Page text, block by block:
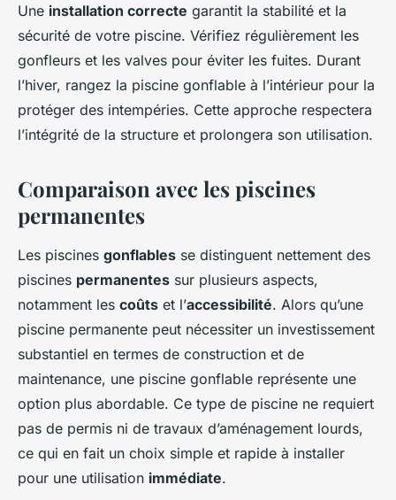
Une installation correcte garantit la stabilité et la
sécurité de votre piscine. Vérifiez régulièrement les
gonfleurs et les valves pour éviter les fuites. Durant
l’hiver, rangez la piscine gonflable à l’intérieur pour la
protéger des intempéries. Cette approche respectera
l’intégrité de la structure et prolongera son utilisation.
Comparaison avec les piscines
permanentes
Les piscines gonflables se distinguent nettement des
piscines permanentes sur plusieurs aspects,
notamment les coûts et l’accessibilité. Alors qu’une
piscine permanente peut nécessiter un investissement
substantiel en termes de construction et de
maintenance, une piscine gonflable représente une
option plus abordable. Ce type de piscine ne requiert
pas de permis ni de travaux d’aménagement lourds,
ce qui en fait un choix simple et rapide à installer
pour une utilisation immédiate.